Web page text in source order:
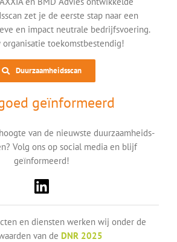
zet je de eerste stap naar een
en impact neutrale bedrijfsvoering.
organisatie toekomstbestendig!
Duurzaamheidsscan
geïnformeerd
van de nieuwste duurzaamheids-
Volg ons op social media en blijf
geïnformeerd!
en diensten werken wij onder de
van de DNR 2025